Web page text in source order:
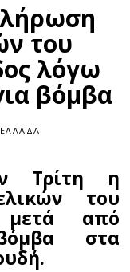
του
λόγω
βόμβα
ΕΛΛΆΔΑ
Τρίτη η
του
μετά από
στα